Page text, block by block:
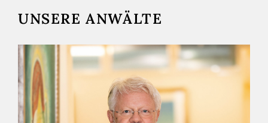
UNSERE ANWÄLTE